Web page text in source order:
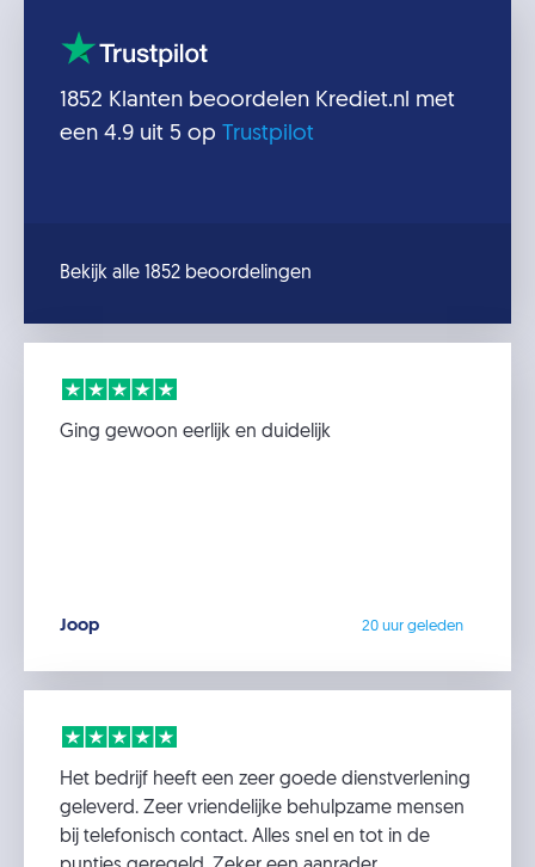
1852 Klanten beoordelen Krediet.nl met
een 4.9 uit 5 op Trustpilot
Bekijk alle 1852 beoordelingen
Ging gewoon eerlijk en duidelijk
Joop 20 uur geleden
Het bedrijf heeft een zeer goede dienstverlening
geleverd. Zeer vriendelijke behulpzame mensen
bij telefonisch contact. Alles snel en tot in de